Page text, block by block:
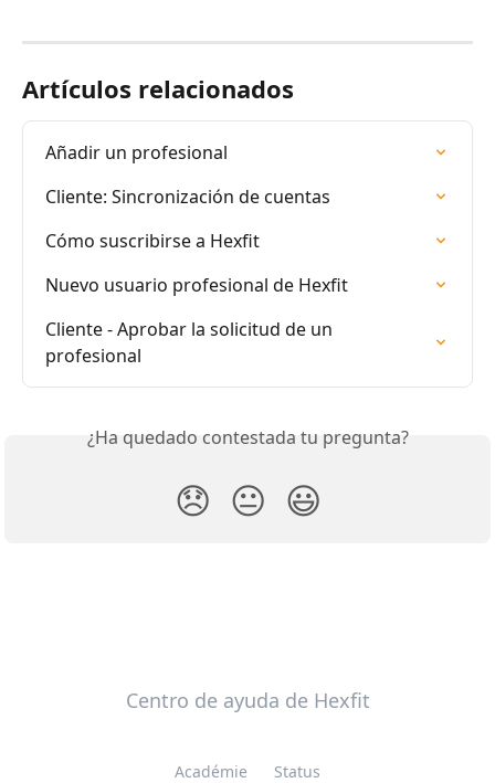
Artículos relacionados
Añadir un profesional
Cliente: Sincronización de cuentas
Cómo suscribirse a Hexfit
Nuevo usuario profesional de Hexfit
Cliente - Aprobar la solicitud de un
profesional
¿Ha quedado contestada tu pregunta?
😞 😐 😃
Centro de ayuda de Hexfit
Académie Status